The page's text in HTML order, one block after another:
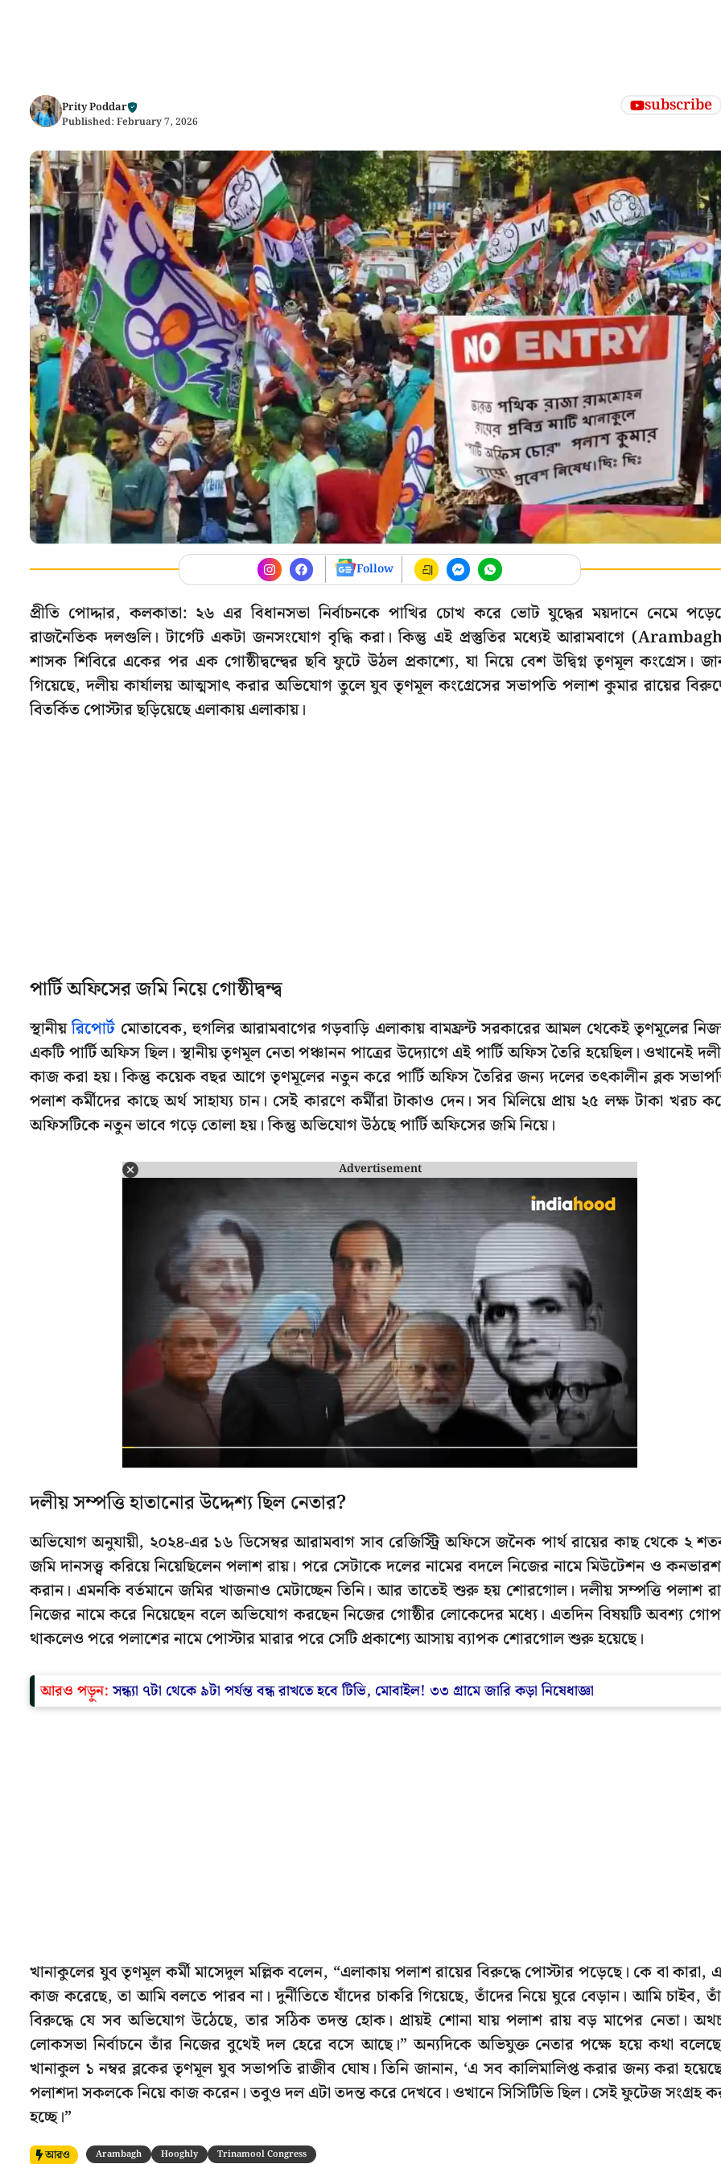
Prity Poddar
Published: February 7, 2026
subscribe
Follow
প্রীতি পোদ্দার, কলকাতা: ২৬ এর বিধানসভা নির্বাচনকে পাখির চোখ করে ভোট যুদ্ধের ময়দানে নেমে
রাজনৈতিক দলগুলি। টার্গেট একটা জনসংযোগ বৃদ্ধি করা। কিন্তু এই প্রস্তুতির মধ্যেই আরামবাগে
শাসক শিবিরে একের পর এক গোষ্ঠীদ্বন্দ্বের ছবি ফুটে উঠল প্রকাশ্যে, যা নিয়ে বেশ উদ্বিগ্ন তৃণমূল কংগ্রেস।
গিয়েছে, দলীয় কার্যালয় আত্মসাৎ করার অভিযোগ তুলে যুব তৃণমূল কংগ্রেসের সভাপতি পলাশ কুমার রায়ের
বিতর্কিত পোস্টার ছড়িয়েছে এলাকায় এলাকায়।
পার্টি অফিসের জমি নিয়ে গোষ্ঠীদ্বন্দ্ব
স্থানীয়রিপোর্ট মোতাবেক, হুগলির আরামবাগের গড়বাড়ি এলাকায় বামফ্রন্ট সরকারের আমল থেকেই তৃণমূলের
একটি পার্টি অফিস ছিল। স্থানীয় তৃণমূল নেতা পঞ্চানন পাত্রের উদ্যোগে এই পার্টি অফিস তৈরি হয়েছিল। ওখানেই
কাজ করা হয়। কিন্তু কয়েক বছর আগে তৃণমূলের নতুন করে পার্টি অফিস তৈরির জন্য দলের তৎকালীন ব্লক
পলাশ কর্মীদের কাছে অর্থ সাহায্য চান। সেই কারণে কর্মীরা টাকাও দেন। সব মিলিয়ে প্রায় ২৫ লক্ষ টাকা খরচ
অফিসটিকে নতুন ভাবে গড়ে তোলা হয়। কিন্তু অভিযোগ উঠছে পার্টি অফিসের জমি নিয়ে।
Advertisement
দলীয় সম্পত্তি হাতানোর উদ্দেশ্য ছিল নেতার?
অভিযোগ অনুযায়ী, ২০২৪-এর ১৬ ডিসেম্বর আরামবাগ সাব রেজিস্ট্রি অফিসে জনৈক পার্থ রায়ের কাছ থেকে ২
জমি দানসত্ত্ব করিয়ে নিয়েছিলেন পলাশ রায়। পরে সেটাকে দলের নামের বদলে নিজের নামে মিউটেশন ও
করান। এমনকি বর্তমানে জমির খাজনাও মেটাচ্ছেন তিনি। আর তাতেই শুরু হয় শোরগোল। দলীয় সম্পত্তি পলাশ
নিজের নামে করে নিয়েছেন বলে অভিযোগ করছেন নিজের গোষ্ঠীর লোকেদের মধ্যে। এতদিন বিষয়টি অবশ্য
থাকলেও পরে পলাশের নামে পোস্টার মারার পরে সেটি প্রকাশ্যে আসায় ব্যাপক শোরগোল শুরু হয়েছে।
আরও পড়ুন:সন্ধ্যা ৭টা থেকে ৯টা পর্যন্ত বন্ধ রাখতে হবে টিভি, মোবাইল! ৩৩ গ্রামে জারি কড়া নিষেধাজ্ঞা
খানাকুলের যুব তৃণমূল কর্মী মাসেদুল মল্লিক বলেন, “এলাকায় পলাশ রায়ের বিরুদ্ধে পোস্টার পড়েছে। কে বা কারা,
কাজ করেছে, তা আমি বলতে পারব না। দুর্নীতিতে যাঁদের চাকরি গিয়েছে, তাঁদের নিয়ে ঘুরে বেড়ান। আমি চাইব,
বিরুদ্ধে যে সব অভিযোগ উঠেছে, তার সঠিক তদন্ত হোক। প্রায়ই শোনা যায় পলাশ রায় বড় মাপের নেতা।
লোকসভা নির্বাচনে তাঁর নিজের বুথেই দল হেরে বসে আছে।” অন্যদিকে অভিযুক্ত নেতার পক্ষে হয়ে কথা
খানাকুল ১ নম্বর ব্লকের তৃণমূল যুব সভাপতি রাজীব ঘোষ। তিনি জানান, ‘এ সব কালিমালিপ্ত করার জন্য করা
পলাশদা সকলকে নিয়ে কাজ করেন। তবুও দল এটা তদন্ত করে দেখবে। ওখানে সিসিটিভি ছিল। সেই ফুটেজ সংগ্রহ
হচ্ছে।”
আরও Arambagh Hooghly Trinamool Congress